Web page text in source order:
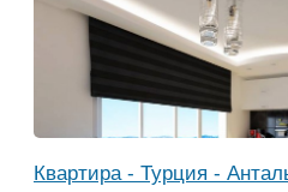
Квартира - Турция -